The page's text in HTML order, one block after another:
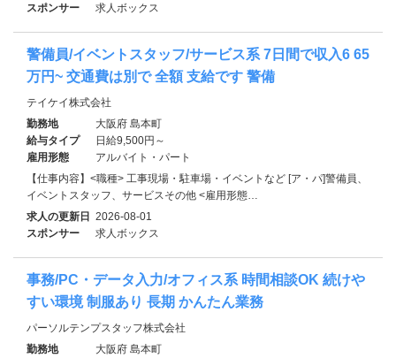
スポンサー
求人ボックス
警備員/イベントスタッフ/サービス系 7日間で収入6 65
万円~ 交通費は別で 全額 支給です 警備
テイケイ株式会社
勤務地
大阪府 島本町
給与タイプ
日給9,500円～
雇用形態
アルバイト・パート
【仕事内容】<職種> 工事現場・駐車場・イベントなど [ア・パ]警備員、
イベントスタッフ、サービスその他 <雇用形態…
求人の更新日 2026-08-01
スポンサー
求人ボックス
事務/PC・データ入力/オフィス系 時間相談OK 続けや
すい環境 制服あり 長期 かんたん業務
パーソルテンプスタッフ株式会社
勤務地
大阪府 島本町